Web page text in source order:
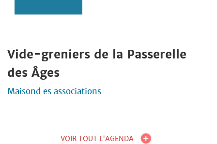
Vide-greniers de la Passerelle
des Âges
Maisond es associations
VOIR TOUT L'AGENDA